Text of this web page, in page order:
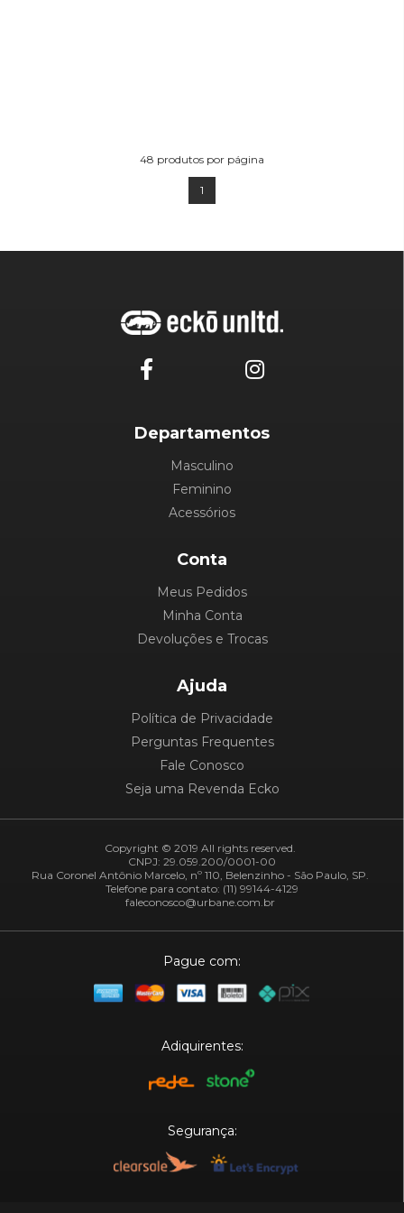
48 produtos por página
1
Departamentos
Masculino
Feminino
Acessórios
Conta
Meus Pedidos
Minha Conta
Devoluções e Trocas
Ajuda
Política de Privacidade
Perguntas Frequentes
Fale Conosco
Seja uma Revenda Ecko
Copyright © 2019 All rights reserved.
CNPJ: 29.059.200/0001-00
Rua Coronel Antônio Marcelo, nº 110, Belenzinho - São Paulo, SP.
Telefone para contato: (11) 99144-4129
faleconosco@urbane.com.br
Pague com:
Adiquirentes:
Segurança: